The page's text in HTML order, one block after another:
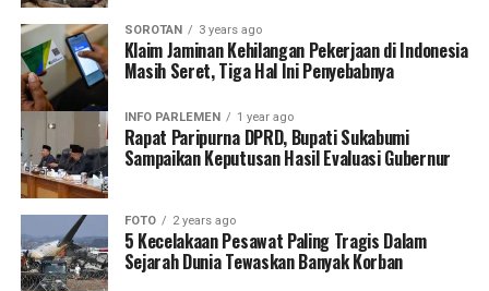
SOROTAN 3 years ago
Klaim Jaminan Kehilangan Pekerjaan di Indonesia
Masih Seret, Tiga Hal Ini Penyebabnya
INFO PARLEMEN 1 year ago
Rapat Paripurna DPRD, Bupati Sukabumi
Sampaikan Keputusan Hasil Evaluasi Gubernur
FOTO 2 years ago
5 Kecelakaan Pesawat Paling Tragis Dalam
Sejarah Dunia Tewaskan Banyak Korban